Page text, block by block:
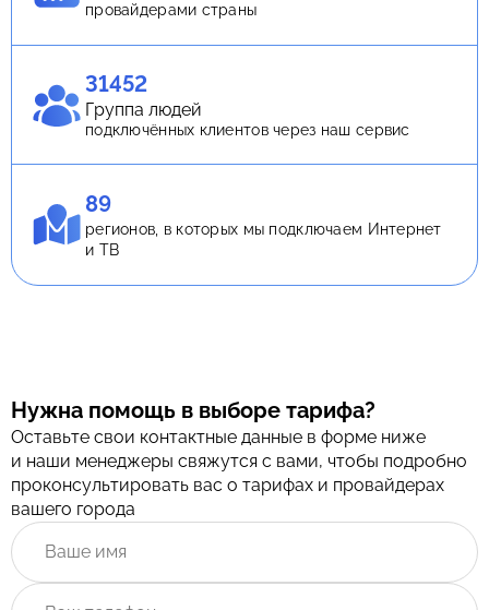
провайдерами страны
31452
Группа людей
подключённых клиентов через наш сервис
89
регионов, в которых мы подключаем Интернет
и ТВ
Нужна помощь в выборе тарифа?
Оставьте свои контактные данные в форме ниже
и наши менеджеры свяжутся с вами, чтобы подробно
проконсультировать вас о тарифах и провайдерах
вашего города